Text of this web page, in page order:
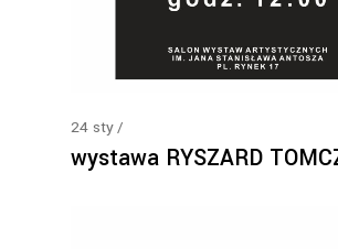
24 sty
wystawa RYSZARD